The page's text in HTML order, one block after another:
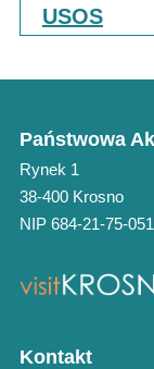
USOS
Państwowa
Rynek 1
38-400 Krosno
NIP 684-21-75-051
Kontakt